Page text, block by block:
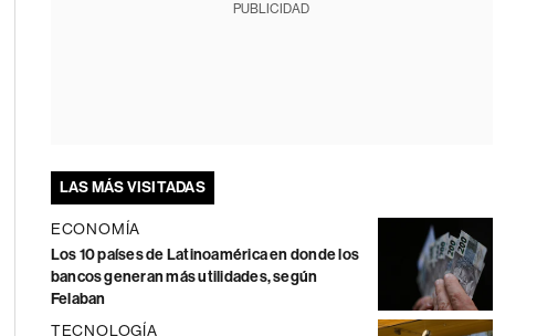
PUBLICIDAD
LAS MÁS VISITADAS
ECONOMÍA
Los 10 países de Latinoamérica en donde los
bancos generan más utilidades, según
Felaban
TECNOLOGÍA